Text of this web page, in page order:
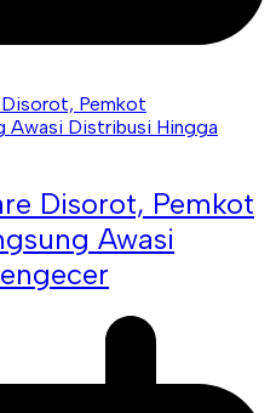
Disorot, Pemkot
Awasi